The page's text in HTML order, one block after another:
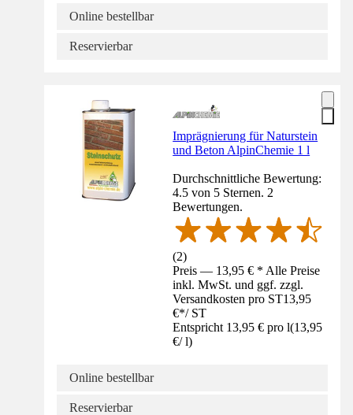
Online bestellbar
Reservierbar
Imprägnierung für Naturstein
und Beton AlpinChemie 1 l
Durchschnittliche Bewertung:
4.5 von 5 Sternen. 2
Bewertungen.
(2)
Preis — 13,95 € * Alle Preise
inkl. MwSt. und ggf. zzgl.
Versandkosten pro ST13,95
€*/ ST
Entspricht 13,95 € pro l(13,95
€/ l)
Online bestellbar
Reservierbar